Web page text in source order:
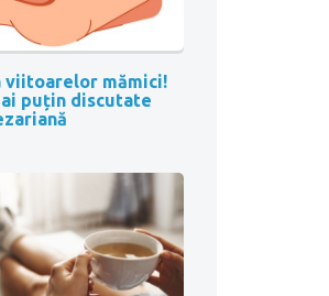
viitoarelor mămici!
puțin discutate